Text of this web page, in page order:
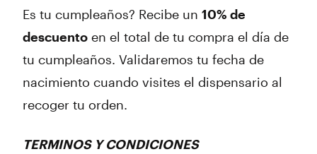
Es tu cumpleaños? Recibe un 10% de
descuento en el total de tu compra el día de
tu cumpleaños. Validaremos tu fecha de
nacimiento cuando visites el dispensario al
recoger tu orden.
TERMINOS Y CONDICIONES